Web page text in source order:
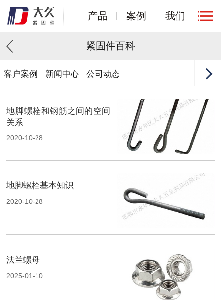
产品 案例 我们
紧固件百科
客户案例 新闻中心 公司动态
地脚螺栓和钢筋之间的空间
关系
2020-10-28
地脚螺栓基本知识
2020-10-28
法兰螺母
2025-01-10